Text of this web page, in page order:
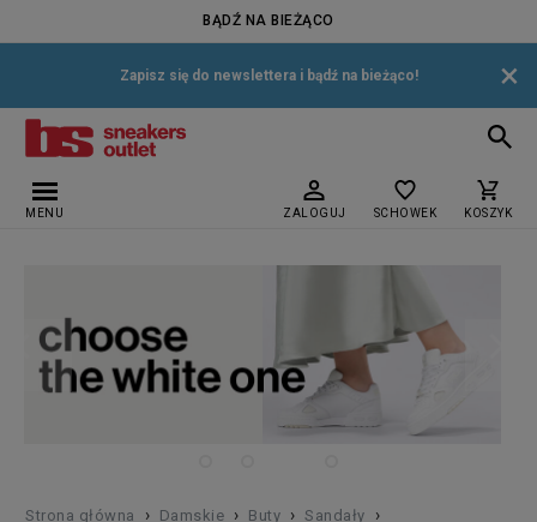
BĄDŹ NA BIEŻĄCO
Zapisz się do newslettera i bądź na bieżąco! ×
MENU ZALOGUJ SCHOWEK KOSZYK
Strona główna › Damskie › Buty › Sandały ›